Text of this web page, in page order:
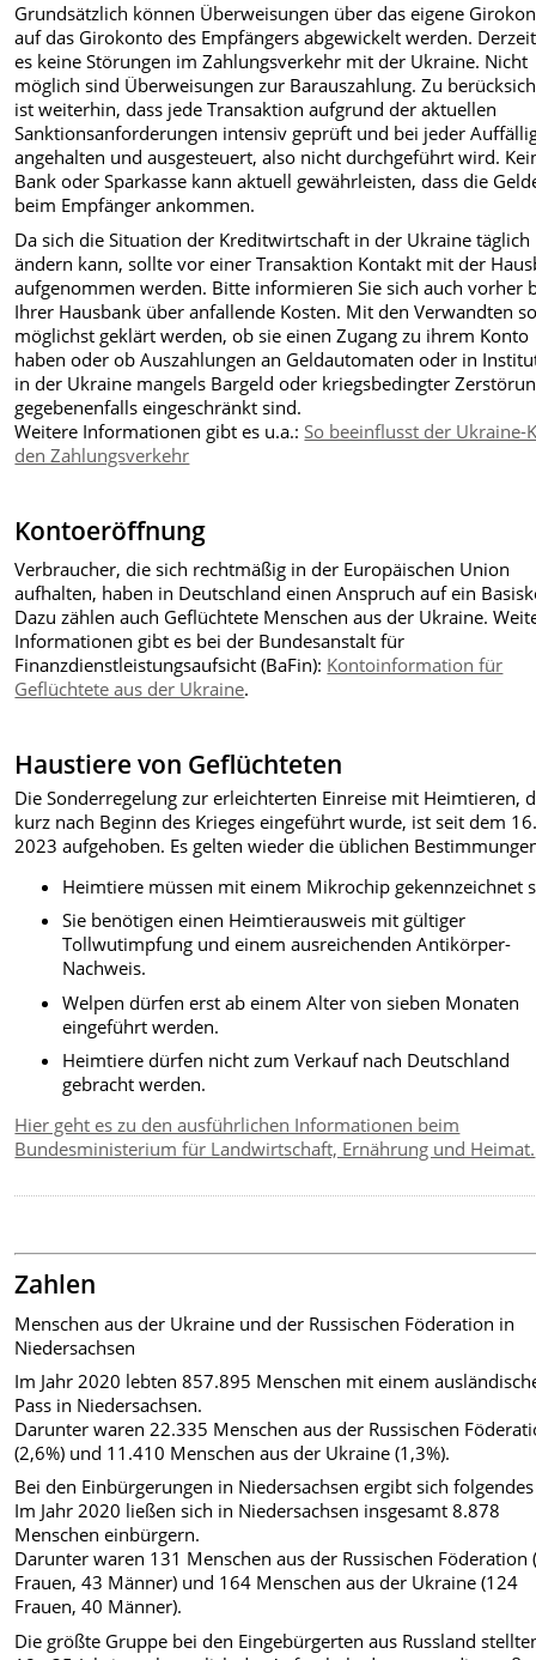
Grundsätzlich können Überweisungen über das eigene
auf das Girokonto des Empfängers abgewickelt werden.
es keine Störungen im Zahlungsverkehr mit der Ukraine. Nicht
möglich sind Überweisungen zur Barauszahlung. Zu
ist weiterhin, dass jede Transaktion aufgrund der aktuellen
Sanktionsanforderungen intensiv geprüft und bei jeder
angehalten und ausgesteuert, also nicht durchgeführt wird.
Bank oder Sparkasse kann aktuell gewährleisten, dass die
beim Empfänger ankommen.
Da sich die Situation der Kreditwirtschaft in der Ukraine täglich
ändern kann, sollte vor einer Transaktion Kontakt mit der
aufgenommen werden. Bitte informieren Sie sich auch vorher
Ihrer Hausbank über anfallende Kosten. Mit den Verwandten
möglichst geklärt werden, ob sie einen Zugang zu ihrem Konto
haben oder ob Auszahlungen an Geldautomaten oder in
in der Ukraine mangels Bargeld oder kriegsbedingter
gegebenenfalls eingeschränkt sind.
Weitere Informationen gibt es u.a.:So beeinflusst der Ukraine-
den Zahlungsverkehr
Kontoeröffnung
Verbraucher, die sich rechtmäßig in der Europäischen Union
aufhalten, haben in Deutschland einen Anspruch auf ein
Dazu zählen auch Geflüchtete Menschen aus der Ukraine.
Informationen gibt es bei der Bundesanstalt für
Finanzdienstleistungsaufsicht (BaFin): Kontoinformation für
Geflüchtete aus der Ukraine.
Haustiere von Geflüchteten
Die Sonderregelung zur erleichterten Einreise mit Heimtieren,
kurz nach Beginn des Krieges eingeführt wurde, ist seit dem
2023 aufgehoben. Es gelten wieder die üblichen
Heimtiere müssen mit einem Mikrochip gekennzeichnet
Sie benötigen einen Heimtierausweis mit gültiger
Tollwutimpfung und einem ausreichenden Antikörper-
Nachweis.
Welpen dürfen erst ab einem Alter von sieben Monaten
eingeführt werden.
Heimtiere dürfen nicht zum Verkauf nach Deutschland
gebracht werden.
Hier geht es zu den ausführlichen Informationen beim
Bundesministerium für Landwirtschaft, Ernährung und Heimat.
Zahlen
Menschen aus der Ukraine und der Russischen Föderation in
Niedersachsen
Im Jahr 2020 lebten 857.895 Menschen mit einem
Pass in Niedersachsen.
Darunter waren 22.335 Menschen aus der Russischen
(2,6%) und 11.410 Menschen aus der Ukraine (1,3%).
Bei den Einbürgerungen in Niedersachsen ergibt sich
Im Jahr 2020 ließen sich in Niedersachsen insgesamt 8.878
Menschen einbürgern.
Darunter waren 131 Menschen aus der Russischen Föderation
Frauen, 43 Männer) und 164 Menschen aus der Ukraine (124
Frauen, 40 Männer).
Die größte Gruppe bei den Eingebürgerten aus Russland